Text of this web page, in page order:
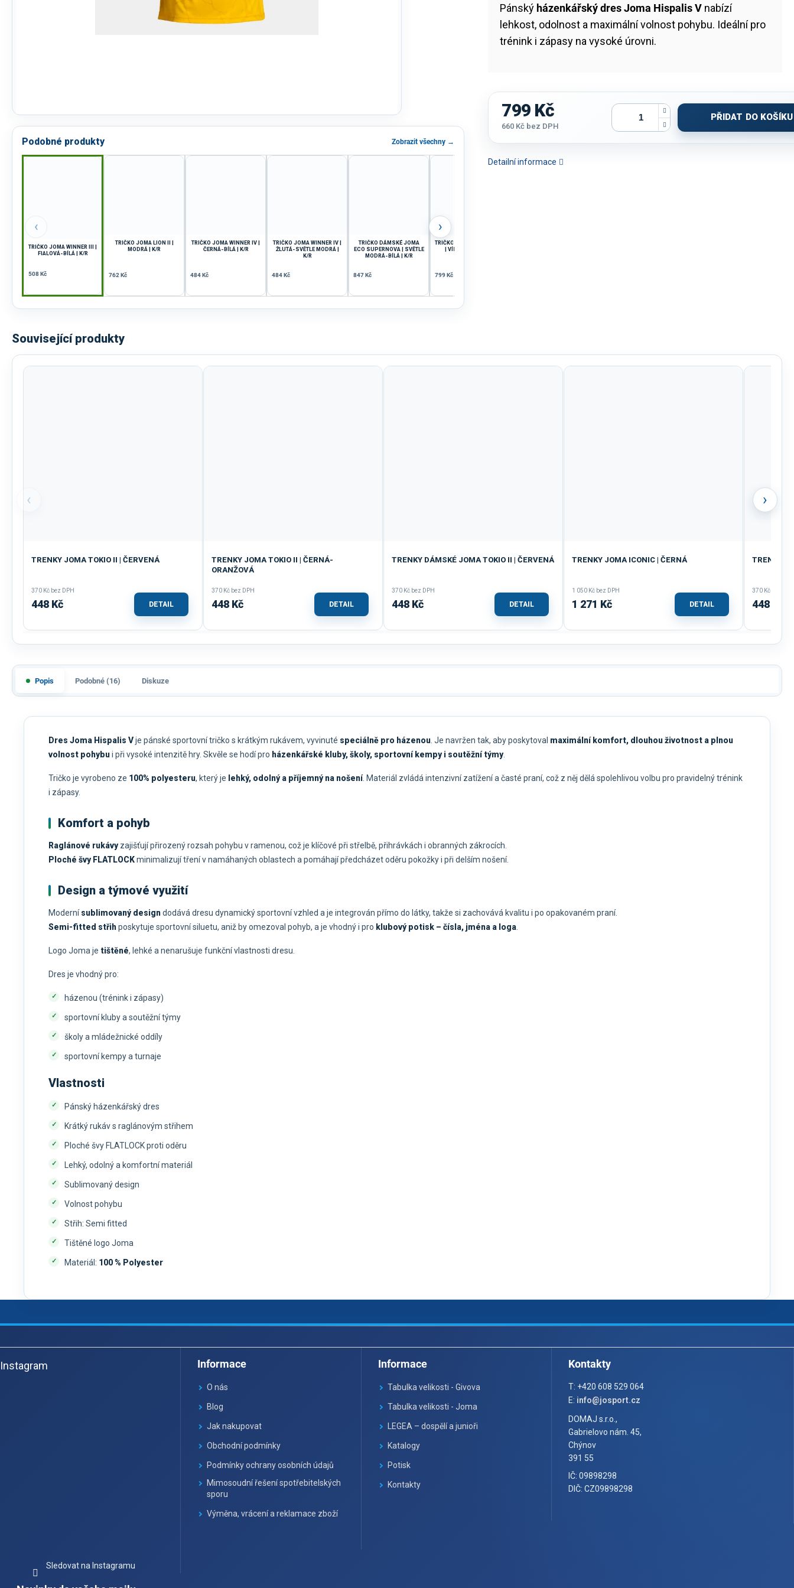
Podobné produkty Zobrazit všechny →
‹
TRIČKO JOMA WINNER III |
FIALOVÁ-BÍLÁ | K/R
508 Kč
TRIČKO JOMA LION II |
MODRÁ | K/R
762 Kč
TRIČKO JOMA WINNER IV |
ČERNÁ-BÍLÁ | K/R
484 Kč
TRIČKO JOMA WINNER IV |
ŽLUTÁ-SVĚTLE MODRÁ |
K/R
484 Kč
TRIČKO DÁMSKÉ JOMA
ECO SUPERNOVA | SVĚTLE
MODRÁ-BÍLÁ | K/R
847 Kč
TRIČKO JOMA TOLETUM VII
| VÍNOVÁ-BÍLÁ | K/R
799 Kč
›
Pánský házenkářský dres Joma Hispalis V nabízí
lehkost, odolnost a maximální volnost pohybu. Ideální pro
trénink i zápasy na vysoké úrovni.
Detailní informace
799 Kč
660 Kč bez DPH
PŘIDAT DO KOŠÍKU
Související produkty
‹
TRENKY JOMA TOKIO II | ČERVENÁ
370 Kč bez DPH
448 Kč DETAIL
TRENKY JOMA TOKIO II | ČERNÁ-
ORANŽOVÁ
370 Kč bez DPH
448 Kč DETAIL
TRENKY DÁMSKÉ JOMA TOKIO II | ČERVENÁ
370 Kč bez DPH
448 Kč DETAIL
TRENKY JOMA ICONIC | ČERNÁ
1 050 Kč bez DPH
1 271 Kč DETAIL
TRENKY
370 Kč bez
448 Kč
›
Popis Podobné (16) Diskuze
Dres Joma Hispalis Vje pánské sportovní tričko s krátkým rukávem, vyvinuté speciálně pro házenou. Je navržen tak, aby poskytoval maximální komfort, dlouhou životnost a plnou
volnost pohybui při vysoké intenzitě hry. Skvěle se hodí pro házenkářské kluby, školy, sportovní kempy i soutěžní týmy.
Tričko je vyrobeno ze 100% polyesteru, který je lehký, odolný a příjemný na nošení. Materiál zvládá intenzivní zatížení a časté praní, což z něj dělá spolehlivou volbu pro pravidelný trénink
i zápasy.
Komfort a pohyb
Raglánové rukávyzajišťují přirozený rozsah pohybu v ramenou, což je klíčové při střelbě, přihrávkách i obranných zákrocích.
Ploché švy FLATLOCKminimalizují tření v namáhaných oblastech a pomáhají předcházet oděru pokožky i při delším nošení.
Design a týmové využití
Modernísublimovaný designdodává dresu dynamický sportovní vzhled a je integrován přímo do látky, takže si zachovává kvalitu i po opakovaném praní.
Semi-fitted střihposkytuje sportovní siluetu, aniž by omezoval pohyb, a je vhodný i pro klubový potisk – čísla, jména a loga.
Logo Joma je tištěné, lehké a nenarušuje funkční vlastnosti dresu.
Dres je vhodný pro:
házenou (trénink i zápasy)
sportovní kluby a soutěžní týmy
školy a mládežnické oddíly
sportovní kempy a turnaje
Vlastnosti
Pánský házenkářský dres
Krátký rukáv s raglánovým střihem
Ploché švy FLATLOCK proti oděru
Lehký, odolný a komfortní materiál
Sublimovaný design
Volnost pohybu
Střih: Semi fitted
Tištěné logo Joma
Materiál: 100 % Polyester
á
pInstagram
Sledovat na Instagramu
Informace
O nás
Blog
Jak nakupovat
Obchodní podmínky
Podmínky ochrany osobních údajů
Mimosoudní řešení spotřebitelských
sporu
Výměna, vrácení a reklamace zboží
Informace
Tabulka velikosti - Givova
Tabulka velikosti - Joma
LEGEA – dospělí a junioři
Katalogy
Potisk
Kontakty
Kontakty
T: +420 608 529 064
E: info@josport.cz
DOMAJ s.r.o.,
Gabrielovo nám. 45,
Chýnov
391 55
IČ: 09898298
DIČ: CZ09898298